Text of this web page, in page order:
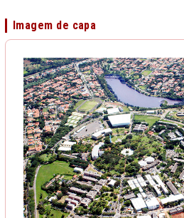
Imagem de capa